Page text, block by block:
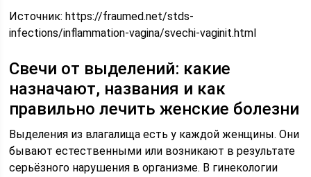
Источник:https://fraumed.net/stds-
infections/inflammation-vagina/svechi-vaginit.html
Свечи от выделений: какие
назначают, названия и как
правильно лечить женские болезни
Выделения из влагалища есть у каждой женщины. Они
бывают естественными или возникают в результате
серьёзного нарушения в организме. В гинекологии